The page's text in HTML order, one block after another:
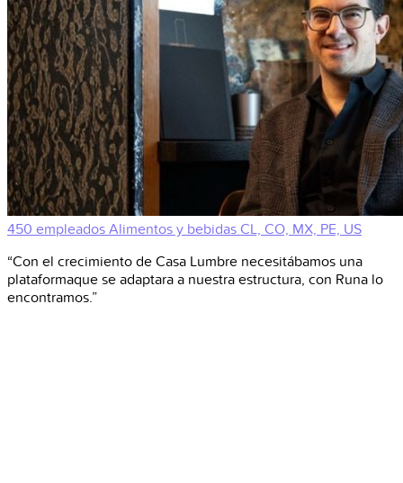
450 empleados Alimentos y bebidas CL, CO, MX, PE, US
“Con el crecimiento de Casa Lumbre necesitábamos una
plataformaque se adaptara a nuestra estructura, con Runa lo
encontramos.”